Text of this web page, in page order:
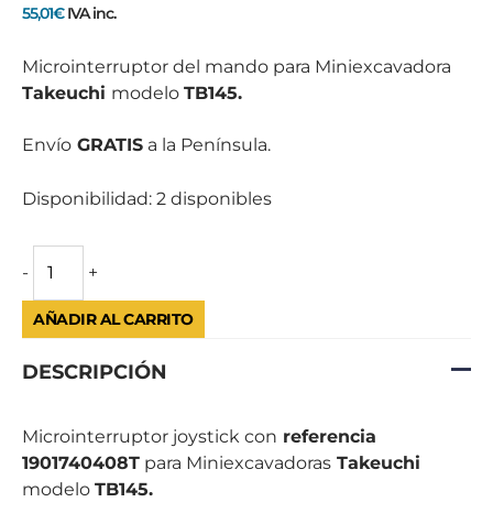
55,01€ IVA inc.
Microinterruptor del mando para Miniexcavadora
Takeuchi modelo TB145.
Envío GRATIS a la Península.
Disponibilidad: 2 disponibles
- +
AÑADIR AL CARRITO
DESCRIPCIÓN
Microinterruptor joystick con referencia
1901740408T para Miniexcavadoras Takeuchi
modelo TB145.